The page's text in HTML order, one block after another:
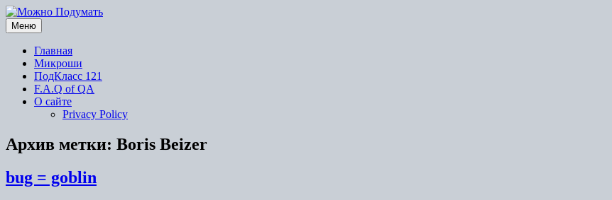
Перейти
к
содержимому
Меню
Главная
Микроши
ПодКласс 121
F.A.Q of QA
О сайте
Privacy Policy
Архив метки: Boris Beizer
bug = goblin